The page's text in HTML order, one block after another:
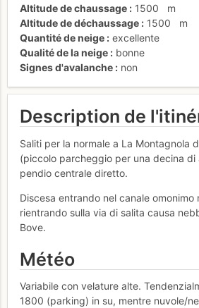
Altitude de chaussage
1500
m
Altitude de déchaussage
1500
m
Quantité de neige
excellente
Qualité de la neige
bonne
Signes d'avalanche
non
Description de
Saliti per la normale a La Montagnola
(piccolo parcheggio per una decina di
pendio centrale diretto.
Discesa entrando nel canale
rientrando sulla via di salita causa
Bove.
Météo
Variabile con velature alte.
1800 (parking) in su, mentre nuvole/